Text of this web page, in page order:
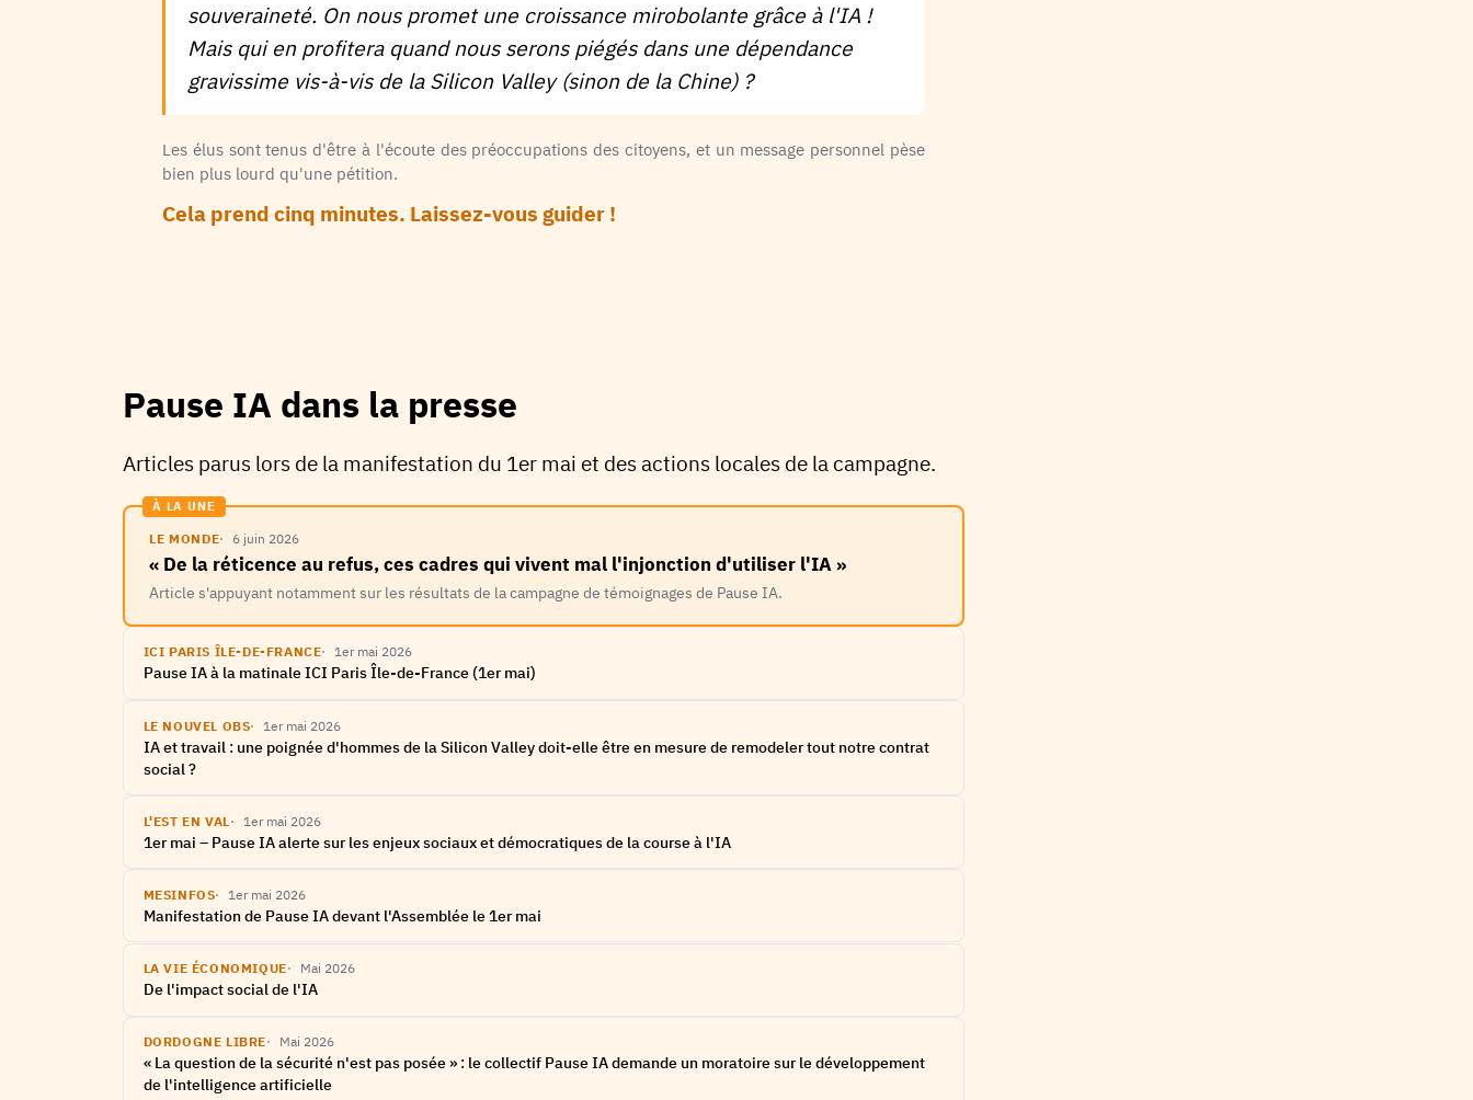
souveraineté. On nous promet une croissance mirobolante grâce à l'IA !
Mais qui en profitera quand nous serons piégés dans une dépendance
gravissime vis-à-vis de la Silicon Valley (sinon de la Chine) ?
Les élus sont tenus d'être à l'écoute des préoccupations des citoyens, et un message personnel pèse
bien plus lourd qu'une pétition.
Cela prend cinq minutes. Laissez-vous guider !
Pause IA dans la presse
Articles parus lors de la manifestation du 1er mai et des actions locales de la campagne.
À LA UNE
LE MONDE 6 juin 2026
« De la réticence au refus, ces cadres qui vivent mal l'injonction d'utiliser l'IA »
Article s'appuyant notamment sur les résultats de la campagne de témoignages de Pause IA.
ICI PARIS ÎLE-DE-FRANCE 1er mai 2026
Pause IA à la matinale ICI Paris Île-de-France (1er mai)
LE NOUVEL OBS 1er mai 2026
IA et travail : une poignée d'hommes de la Silicon Valley doit-elle être en mesure de remodeler tout notre contrat
social ?
L'EST EN VAL 1er mai 2026
1er mai – Pause IA alerte sur les enjeux sociaux et démocratiques de la course à l'IA
MESINFOS 1er mai 2026
Manifestation de Pause IA devant l'Assemblée le 1er mai
LA VIE ÉCONOMIQUE Mai 2026
De l'impact social de l'IA
DORDOGNE LIBRE Mai 2026
« La question de la sécurité n'est pas posée » : le collectif Pause IA demande un moratoire sur le développement
de l'intelligence artificielle